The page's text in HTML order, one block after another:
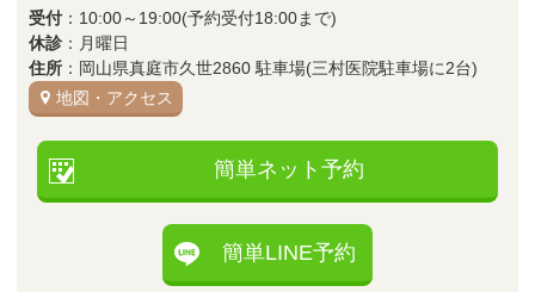
受付 ：10:00～19:00(予約受付18:00まで)
休診 ：月曜日
住所 ：岡山県真庭市久世2860 駐車場(三村医院駐車場に2台)
地図・アクセス
簡単ネット予約
簡単LINE予約